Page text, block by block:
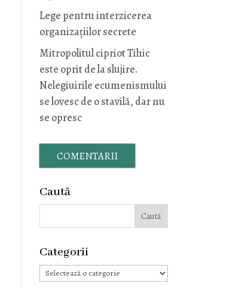
Lege pentru interzicerea
organizaţiilor secrete
Mitropolitul cipriot Tihic
este oprit de la slujire.
Nelegiuirile ecumenismului
se lovesc de o stavilă, dar nu
se opresc
COMENTARII
Caută
Categorii
Categorii